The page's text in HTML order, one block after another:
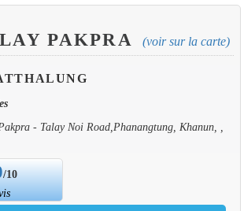
PAKPRA (voir sur la carte)
- Talay Noi Road,Phanangtung, Khanun, ,
/10